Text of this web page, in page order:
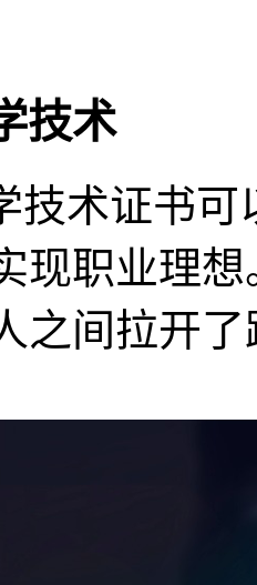
技术
技术证书
现职业理
之间拉开